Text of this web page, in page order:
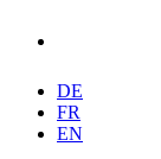
DE
FR
EN